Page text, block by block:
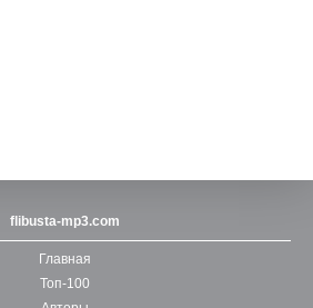
flibusta-mp3.com
Главная
Топ-100